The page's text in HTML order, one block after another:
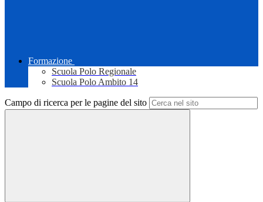
Formazione
Scuola Polo Regionale
Scuola Polo Ambito 14
Campo di ricerca per le pagine del sito